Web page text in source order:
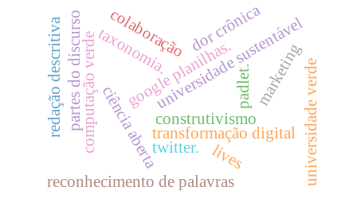
ciência aberta
google planilhas.
transformação digital
computação verde universidade verde
universidade sustentável
taxonomia.
reconhecimento de palavras
partes do discurso construtivismo
colaboração
redação descritiva padlet.
dor crônica
marketing
twitter. lives